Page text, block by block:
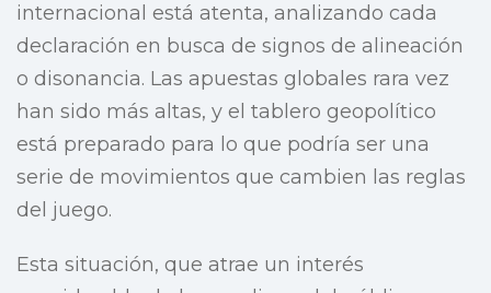
internacional está atenta, analizando cada
declaración en busca de signos de alineación
o disonancia. Las apuestas globales rara vez
han sido más altas, y el tablero geopolítico
está preparado para lo que podría ser una
serie de movimientos que cambien las reglas
del juego.
Esta situación, que atrae un interés